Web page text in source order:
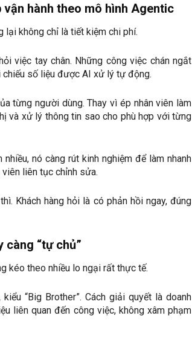
hành theo mô hình Agentic
không chỉ là tiết kiệm chi phí.
việc tay chân. Những công việc chán ngắt
chiếu số liệu được AI xử lý tự động.
từng người dùng. Thay vì ép nhân viên làm
và xử lý thông tin sao cho phù hợp với từng
nó càng rút kinh nghiệm để làm nhanh
liên tục chỉnh sửa.
Khách hàng hỏi là có phản hồi ngay, đúng
càng “tự chủ”
kéo theo nhiều lo ngại rất thực tế.
“Big Brother”. Cách giải quyết là doanh
liên quan đến công việc, không xâm phạm